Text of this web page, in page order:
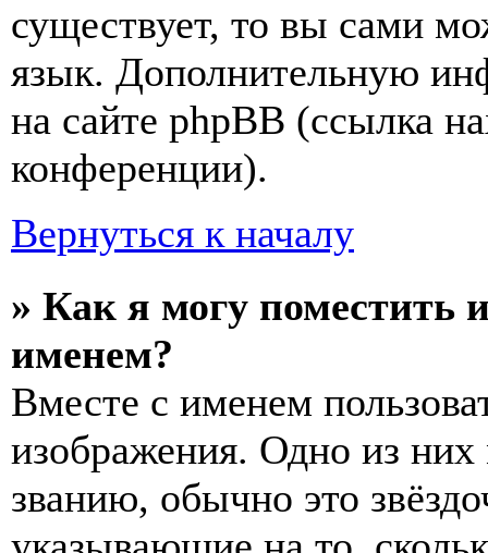
существует, то вы сами
язык. Дополнительную
на сайте phpBB (ссылка
конференции).
Вернуться к началу
» Как я могу поместить
именем?
Вместе с именем
изображения. Одно из
званию, обычно это